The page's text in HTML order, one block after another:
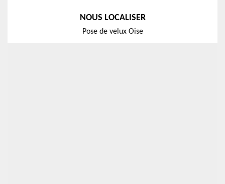
NOUS LOCALISER
Pose de velux Oise